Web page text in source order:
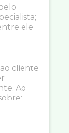
ele
cliente
Ao